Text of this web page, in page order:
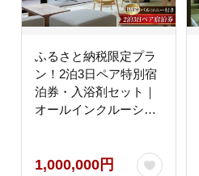
ふるさと納税限定プラ
ン！2泊3日ペア特別宿
泊券・入浴剤セット｜
オールインクルーシブ
田島荘 [XBH006] 旅
1,000,000円